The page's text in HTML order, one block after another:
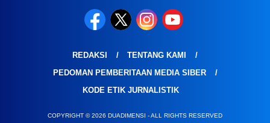
REDAKSI
TENTANG KAMI
PEDOMAN PEMBERITAAN MEDIA SIBER
KODE ETIK JURNALISTIK
COPYRIGHT © 2026 DUADIMENSI - ALL RIGHTS RESERVED